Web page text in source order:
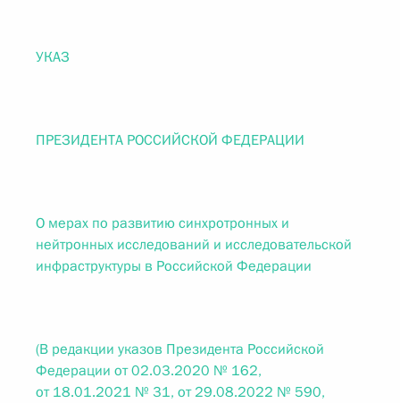
УКАЗ
ПРЕЗИДЕНТА РОССИЙСКОЙ ФЕДЕРАЦИИ
О мерах по развитию синхротронных и
нейтронных исследований и исследовательской
инфраструктуры в Российской Федерации
(В редакции указов Президента Российской
Федерации от 02.03.2020 № 162,
от 18.01.2021 № 31, от 29.08.2022 № 590,